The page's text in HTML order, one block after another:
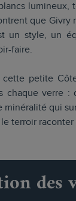
lumineux,
que Givry
un style, un
faire.
cette petite
chaque verre :
minéralité qui
terroir
des